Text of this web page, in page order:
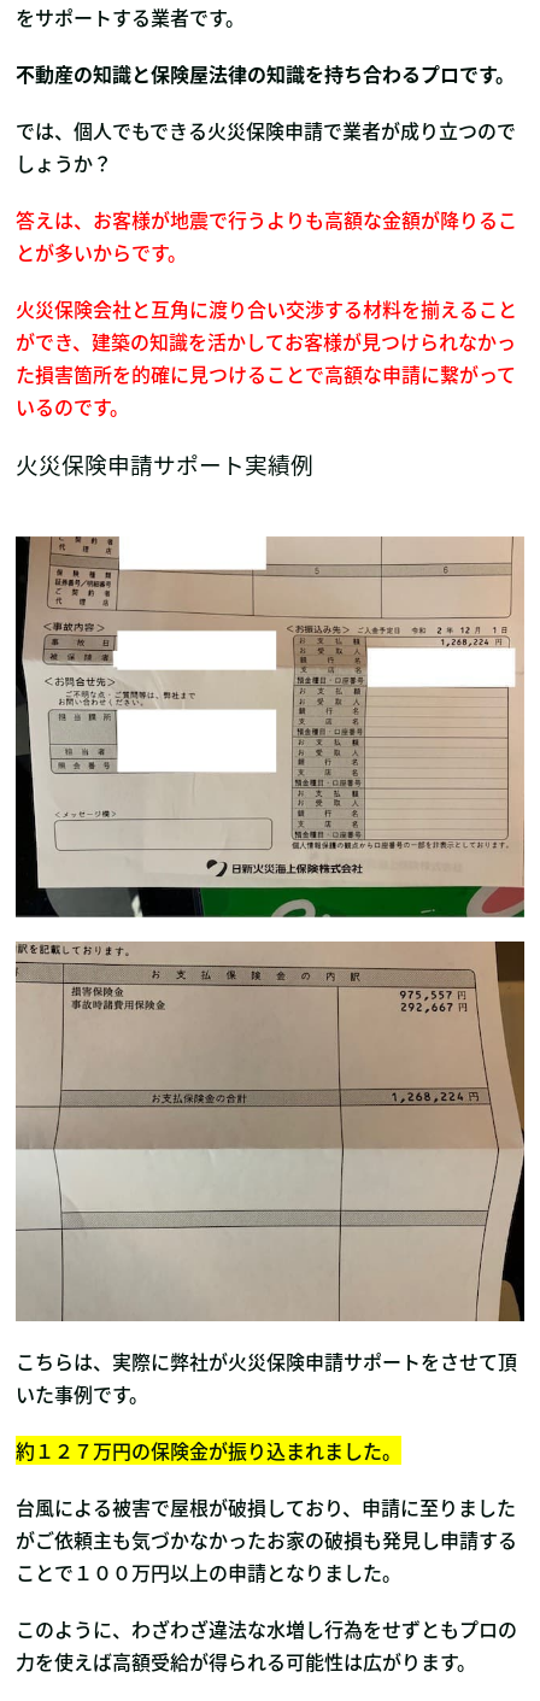
をサポートする業者です。
不動産の知識と保険屋法律の知識を持ち合わるプロです。
では、個人でもできる火災保険申請で業者が成り立つので
しょうか？
答えは、お客様が地震で行うよりも高額な金額が降りるこ
とが多いからです。
火災保険会社と互角に渡り合い交渉する材料を揃えること
ができ、建築の知識を活かしてお客様が見つけられなかっ
た損害箇所を的確に見つけることで高額な申請に繋がって
いるのです。
火災保険申請サポート実績例
こちらは、実際に弊社が火災保険申請サポートをさせて頂
いた事例です。
約１２７万円の保険金が振り込まれました。
台風による被害で屋根が破損しており、申請に至りました
がご依頼主も気づかなかったお家の破損も発見し申請する
ことで１００万円以上の申請となりました。
このように、わざわざ違法な水増し行為をせずともプロの
力を使えば高額受給が得られる可能性は広がります。